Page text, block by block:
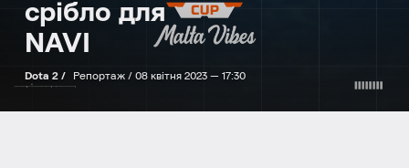
срібло для
NAVI
Dota 2 / Репортаж / 08 квітня 2023 — 17:30